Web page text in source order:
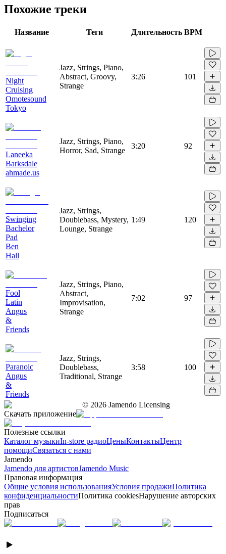
Похожие треки
Название Теги Длительность BPM
Night
Cruising
Omotesound
Tokyo
Jazz, Strings, Piano,
Abstract, Groovy,
Strange
3:26 101
Laneeka
Barksdale
ahmade.us
Jazz, Strings, Piano,
Horror, Sad, Strange
3:20 92
Swinging
Bachelor
Pad
Ben
Hall
Jazz, Strings,
Doublebass, Mystery,
Lounge, Strange
1:49 120
Fool
Latin
Angus
&
Friends
Jazz, Strings, Piano,
Abstract,
Improvisation,
Strange
7:02 97
Paranoic
Angus
&
Friends
Jazz, Strings,
Doublebass,
Traditional, Strange
3:58 100
© 2026 Jamendo Licensing
Скачать приложение
Полезные ссылки
Каталог музыкиIn-store радиоЦеныКонтактыЦентр
помощиСвязаться с нами
Jamendo
Jamendo для артистовJamendo Music
Правовая информация
Общие условия использованияУсловия продажиПолитика
конфиденциальностиПолитика cookiesНарушение авторских
прав
Подписаться